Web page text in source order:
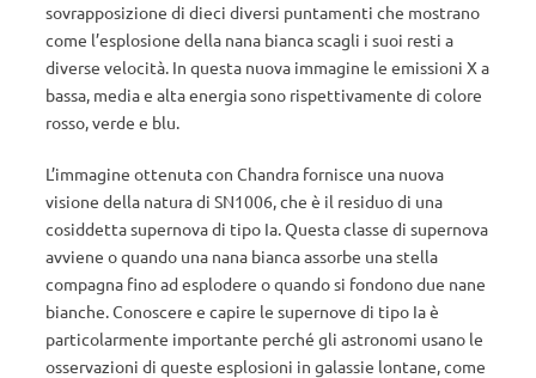
sovrapposizione di dieci diversi puntamenti che mostrano
come l’esplosione della nana bianca scagli i suoi resti a
diverse velocità. In questa nuova immagine le emissioni X a
bassa, media e alta energia sono rispettivamente di colore
rosso, verde e blu.
L’immagine ottenuta con Chandra fornisce una nuova
visione della natura di SN1006, che è il residuo di una
cosiddetta supernova di tipo Ia. Questa classe di supernova
avviene o quando una nana bianca assorbe una stella
compagna fino ad esplodere o quando si fondono due nane
bianche. Conoscere e capire le supernove di tipo Ia è
particolarmente importante perché gli astronomi usano le
osservazioni di queste esplosioni in galassie lontane, come